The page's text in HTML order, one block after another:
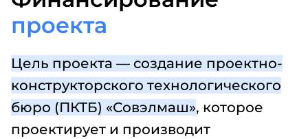
проекта
Цель проекта — создание проектно-
конструкторского технологического
бюро (ПКТБ) «Совэлмаш», которое
проектирует и производит